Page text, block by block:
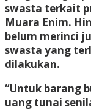
swasta terkait
Muara Enim.
belum merinci
swasta yang
dilakukan.
“Untuk barang
uang tunai